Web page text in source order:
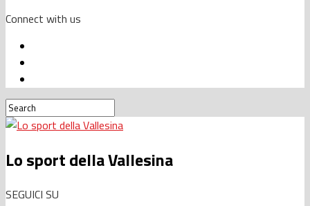
Connect with us
Lo sport della Vallesina
SEGUICI SU